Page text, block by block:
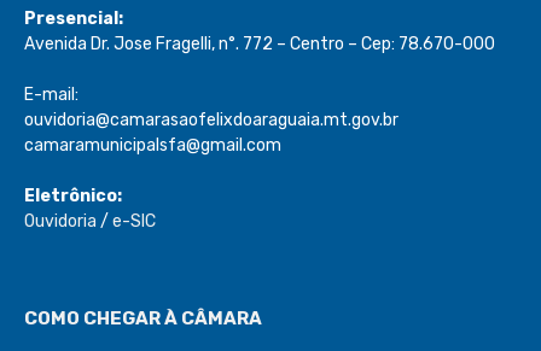
Presencial:
Avenida Dr. Jose Fragelli, n°. 772 – Centro – Cep: 78.670-000
E-mail:
ouvidoria@camarasaofelixdoaraguaia.mt.gov.br
camaramunicipalsfa@gmail.com
Eletrônico:
Ouvidoria / e-SIC
COMO CHEGAR À CÂMARA